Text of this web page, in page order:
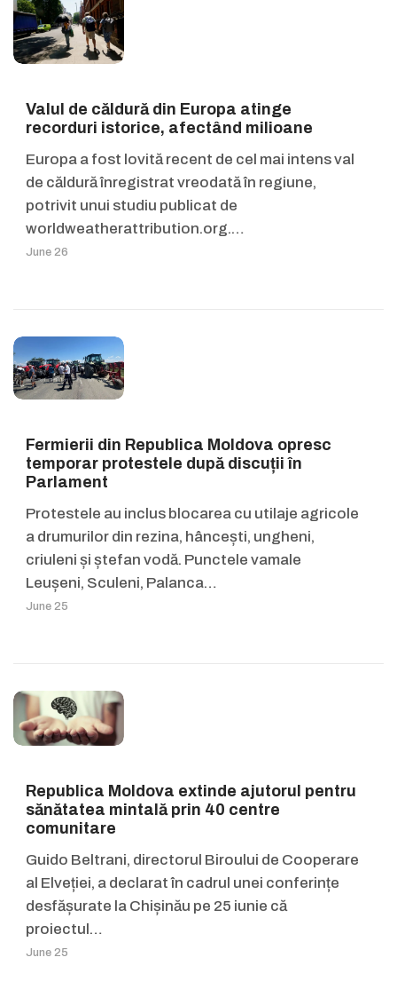
Valul de căldură din Europa atinge
recorduri istorice, afectând milioane
Europa a fost lovită recent de cel mai intens val
de căldură înregistrat vreodată în regiune,
potrivit unui studiu publicat de
worldweatherattribution.org.…
June 26
Fermierii din Republica Moldova opresc
temporar protestele după discuții în
Parlament
Protestele au inclus blocarea cu utilaje agricole
a drumurilor din rezina, hâncești, ungheni,
criuleni și ștefan vodă. Punctele vamale
Leușeni, Sculeni, Palanca…
June 25
Republica Moldova extinde ajutorul pentru
sănătatea mintală prin 40 centre
comunitare
Guido Beltrani, directorul Biroului de Cooperare
al Elveției, a declarat în cadrul unei conferințe
desfășurate la Chișinău pe 25 iunie că
proiectul…
June 25